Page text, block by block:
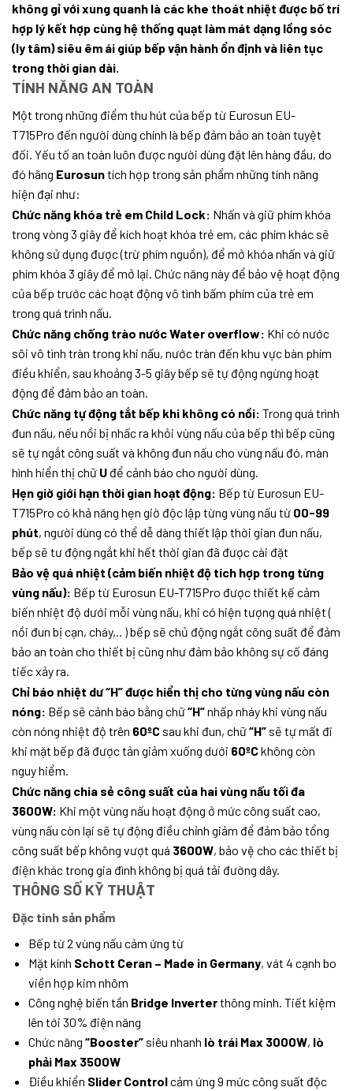
không gỉ với xung quanh là các khe thoát nhiệt được bố trí
hợp lý kết hợp cùng hệ thống quạt làm mát dạng lồng sóc
(ly tâm) siêu êm ái giúp bếp vận hành ổn định và liên tục
trong thời gian dài.
TÍNH NĂNG AN TOÀN
Một trong những điểm thu hút của bếp từ Eurosun EU-
T715Pro đến người dùng chính là bếp đảm bảo an toàn tuyệt
đối. Yếu tố an toàn luôn được người dùng đặt lên hàng đầu, do
đó hãng Eurosuntích hợp trong sản phẩm những tính năng
hiện đại như:
Chức năng khóa trẻ em Child Lock: Nhấn và giữ phím khóa
trong vòng 3 giây để kích hoạt khóa trẻ em, các phím khác sẽ
không sử dụng được (trừ phím nguồn), để mở khóa nhấn và giữ
phím khóa 3 giây để mở lại. Chức năng này để bảo vệ hoạt động
của bếp trước các hoạt động vô tình bấm phím của trẻ em
trong quá trình nấu.
Chức năng chống trào nước Water overflow: Khi có nước
sôi vô tình tràn trong khi nấu, nước tràn đến khu vực bàn phím
điều khiển, sau khoảng 3-5 giây bếp sẽ tự động ngừng hoạt
động để đảm bảo an toàn.
Chức năng tự động tắt bếp khi không có nồi: Trong quá trình
đun nấu, nếu nồi bị nhấc ra khỏi vùng nấu của bếp thì bếp cũng
sẽ tự ngắt công suất và không đun nấu cho vùng nấu đó, màn
hình hiển thị chữ U để cảnh báo cho người dùng.
Hẹn giờ giới hạn thời gian hoạt động: Bếp từ Eurosun EU-
T715Pro có khả năng hẹn giờ độc lập từng vùng nấu từ 00-99
phút, người dùng có thể dễ dàng thiết lập thời gian đun nấu,
bếp sẽ tư động ngắt khi hết thời gian đã được cài đặt
Bảo vệ quá nhiệt (cảm biến nhiệt độ tích hợp trong từng
vùng nấu): Bếp từ Eurosun EU-T715Pro được thiết kế cảm
biến nhiệt độ dưới mỗi vùng nấu, khi có hiện tượng quá nhiệt (
nồi đun bị cạn, cháy,.. ) bếp sẽ chủ động ngắt công suất để đảm
bảo an toàn cho thiết bị cũng như đảm bảo không sự cố đáng
tiếc xảy ra.
Chỉ báo nhiệt dư “H” được hiển thị cho từng vùng nấu còn
nóng: Bếp sẽ cảnh báo bằng chữ“H”nhấp nháy khi vùng nấu
còn nóng nhiệt độ trên 60ºC sau khi đun, chữ“H” sẽ tự mất đi
khi mặt bếp đã được tản giảm xuống dưới 60ºCkhông còn
nguy hiểm.
Chức năng chia sẻ công suất của hai vùng nấu tối đa
3600W: Khi một vùng nấu hoạt động ở mức công suất cao,
vùng nấu còn lại sẽ tự động điều chỉnh giảm để đảm bảo tổng
công suất bếp không vượt quá 3600W, bảo vệ cho các thiết bị
điện khác trong gia đình không bị quá tải đường dây.
THÔNG SỐ KỸ THUẬT
Đặc tính sản phẩm
Bếp từ 2 vùng nấu cảm ứng từ
Mặt kính Schott Ceran – Made in Germany, vát 4 cạnh bo
viền hợp kim nhôm
Công nghệ biến tần Bridge Inverterthông minh. Tiết kiệm
lên tới 30% điện năng
Chức năng “Booster”siêu nhanh lò trái Max 3000W, lò
phải Max 3500W
Điều khiển Slider Controlcảm ứng 9 mức công suất độc